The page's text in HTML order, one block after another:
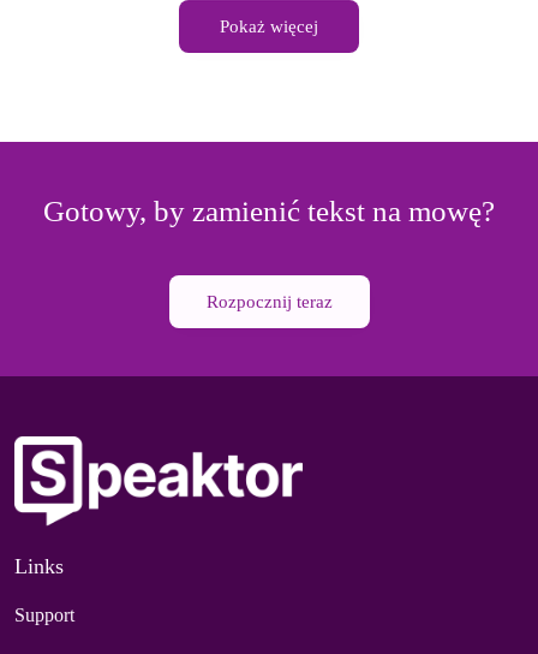
Pokaż więcej
Gotowy, by zamienić tekst na mowę?
Rozpocznij teraz
Links
Support